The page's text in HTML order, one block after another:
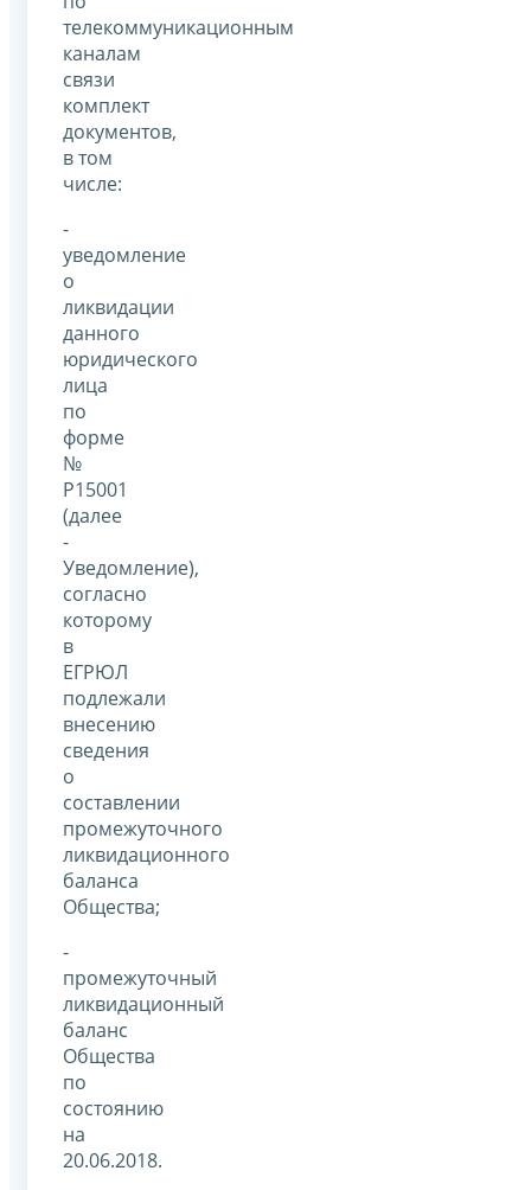
телекоммуникационным
каналам
связи
комплект
документов,
в том
числе:
-
уведомление
о
ликвидации
данного
юридического
лица
по
форме
№
Р15001
(далее
-
Уведомление),
согласно
которому
в
ЕГРЮЛ
подлежали
внесению
сведения
о
составлении
промежуточного
ликвидационного
баланса
Общества;
-
промежуточный
ликвидационный
баланс
Общества
по
состоянию
на
20.06.2018.